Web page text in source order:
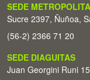
SEDE
Sucre 2397, Ñuñoa,
(56-2) 2366 71 20
SEDE DIAGUITAS
Juan Georgini Runi